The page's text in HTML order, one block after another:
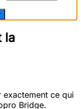
la
ce qui
Bridge.